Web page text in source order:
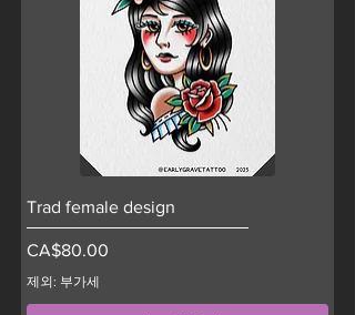
Trad female design
가격
CA$80.00
제외: 부가세